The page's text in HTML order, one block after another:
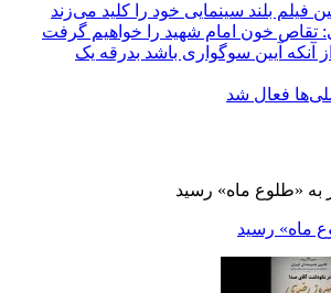
فیلم بلند سینمایی خود را کلید می‌زند
تقاص خون امام شهید را خواهیم گرفت
آنکه آیین سوگواری باشد بدرقه یک
فعال شد